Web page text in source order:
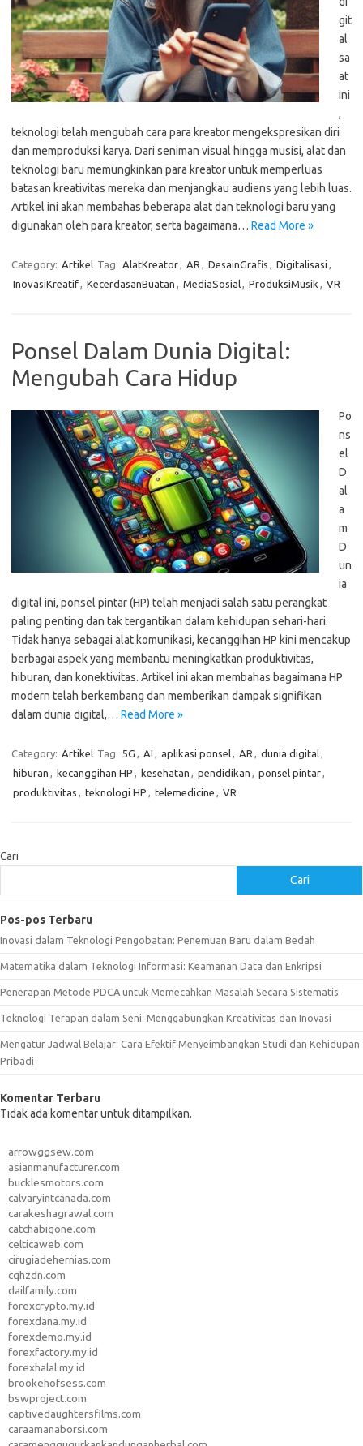
git
al
sa
at
ini
,
teknologi telah mengubah cara para kreator mengekspresikan diri
dan memproduksi karya. Dari seniman visual hingga musisi, alat dan
teknologi baru memungkinkan para kreator untuk memperluas
batasan kreativitas mereka dan menjangkau audiens yang lebih luas.
Artikel ini akan membahas beberapa alat dan teknologi baru yang
digunakan oleh para kreator, serta bagaimana… Read More »
Category: Artikel Tag: AlatKreator, AR , DesainGrafis , Digitalisasi ,
InovasiKreatif, KecerdasanBuatan , MediaSosial, ProduksiMusik , VR
Ponsel Dalam Dunia Digital:
Mengubah Cara Hidup
Po
ns
el
D
al
a
m
D
un
ia
digital ini, ponsel pintar (HP) telah menjadi salah satu perangkat
paling penting dan tak tergantikan dalam kehidupan sehari-hari.
Tidak hanya sebagai alat komunikasi, kecanggihan HP kini mencakup
berbagai aspek yang membantu meningkatkan produktivitas,
hiburan, dan konektivitas. Artikel ini akan membahas bagaimana HP
modern telah berkembang dan memberikan dampak signifikan
dalam dunia digital,… Read More »
Category: Artikel Tag: 5G , AI , aplikasi ponsel, AR , dunia digital,
hiburan , kecanggihan HP , kesehatan , pendidikan , ponsel pintar,
produktivitas , teknologi HP , telemedicine , VR
Cari
Cari
Pos-pos Terbaru
Inovasi dalam Teknologi Pengobatan: Penemuan Baru dalam Bedah
Matematika dalam Teknologi Informasi: Keamanan Data dan Enkripsi
Penerapan Metode PDCA untuk Memecahkan Masalah Secara Sistematis
Teknologi Terapan dalam Seni: Menggabungkan Kreativitas dan Inovasi
Mengatur Jadwal Belajar: Cara Efektif Menyeimbangkan Studi dan Kehidupan
Pribadi
Komentar Terbaru
Tidak ada komentar untuk ditampilkan.
arrowggsew.com
asianmanufacturer.com
bucklesmotors.com
calvaryintcanada.com
carakeshagrawal.com
catchabigone.com
celticaweb.com
cirugiadehernias.com
cqhzdn.com
dailfamily.com
forexcrypto.my.id
forexdana.my.id
forexdemo.my.id
forexfactory.my.id
forexhalal.my.id
brookehofsess.com
bswproject.com
captivedaughtersfilms.com
caraamanaborsi.com